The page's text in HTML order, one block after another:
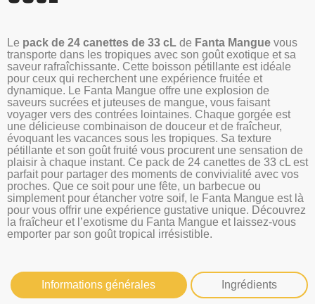
Le pack de 24 canettes de 33 cL de Fanta Mangue vous
transporte dans les tropiques avec son goût exotique et sa
saveur rafraîchissante. Cette boisson pétillante est idéale
pour ceux qui recherchent une expérience fruitée et
dynamique. Le Fanta Mangue offre une explosion de
saveurs sucrées et juteuses de mangue, vous faisant
voyager vers des contrées lointaines. Chaque gorgée est
une délicieuse combinaison de douceur et de fraîcheur,
évoquant les vacances sous les tropiques. Sa texture
pétillante et son goût fruité vous procurent une sensation de
plaisir à chaque instant. Ce pack de 24 canettes de 33 cL est
parfait pour partager des moments de convivialité avec vos
proches. Que ce soit pour une fête, un barbecue ou
simplement pour étancher votre soif, le Fanta Mangue est là
pour vous offrir une expérience gustative unique. Découvrez
la fraîcheur et l’exotisme du Fanta Mangue et laissez-vous
emporter par son goût tropical irrésistible.
Informations générales Ingrédients